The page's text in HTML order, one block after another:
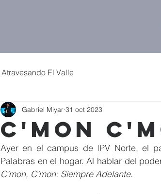
Atravesando El Valle
C'mon
Gabriel Miyar 31 oct 2023
Ayer en el campus de IPV Norte, el
C’mon, C’mon: Siempre Adelante.